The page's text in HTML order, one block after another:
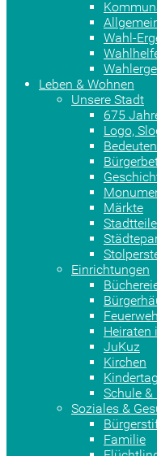
Wahl-
Leben & Wohnen
Unsere Stadt
675
Logo,
Märkte
Stadtteile
Einrichtungen
Heiraten
JuKuz
Kirchen
Schule
Soziales &
Familie